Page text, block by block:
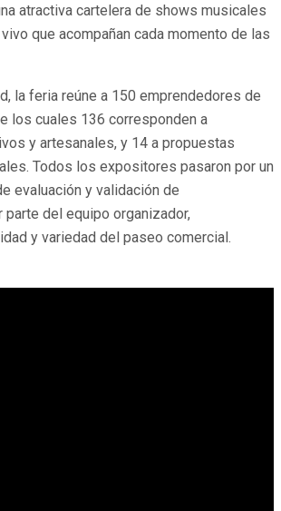
atractiva cartelera de shows musicales
que acompañan cada momento de las
la feria reúne a 150 emprendedores de
los cuales 136 corresponden a
y artesanales, y 14 a propuestas
Todos los expositores pasaron por un
evaluación y validación de
parte del equipo organizador,
y variedad del paseo comercial.